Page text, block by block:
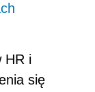
HR i
się